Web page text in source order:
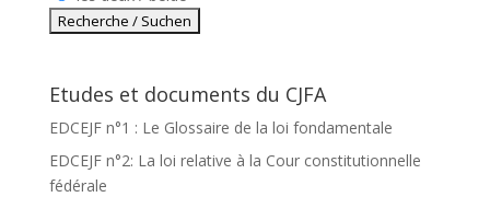
Etudes et documents du CJFA
EDCEJF n°1 : Le Glossaire de la loi fondamentale
EDCEJF n°2: La loi relative à la Cour constitutionnelle
fédérale